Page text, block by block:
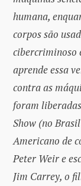
humana,
corpos são
cibercriminoso
aprende essa
contra as
foram
Show (no
Americano de
Peter Weir e
Jim Carrey, o